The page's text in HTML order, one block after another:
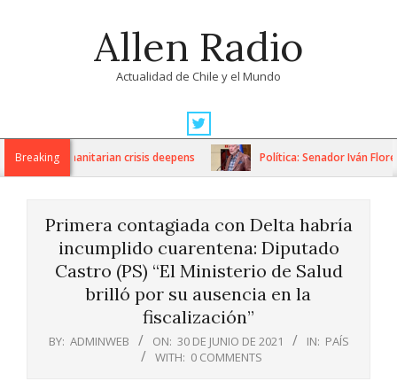
Allen Radio
Actualidad de Chile y el Mundo
Navigation
MenuBreaking
as humanitarian crisis deepens Política: Senador Iván Flores
Primera contagiada con Delta habría
incumplido cuarentena: Diputado
Castro (PS) “El Ministerio de Salud
brilló por su ausencia en la
fiscalización”
BY: ADMINWEB ON: 30 DE JUNIO DE 2021 IN: PAÍS
WITH: 0 COMMENTS